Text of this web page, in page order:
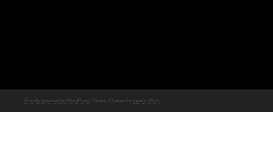
Proudly powered by WordPress Theme: Chateau by Ignacio Ricci